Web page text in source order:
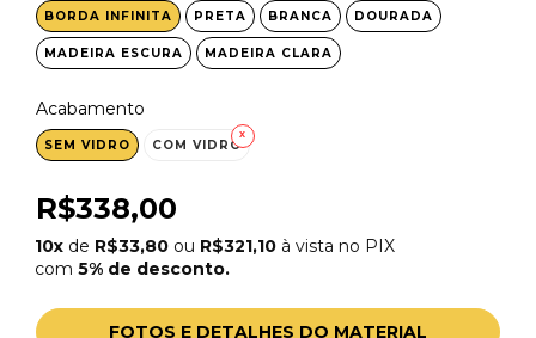
BORDA INFINITA PRETA BRANCA DOURADA
MADEIRA ESCURA MADEIRA CLARA
Acabamento
SEM VIDRO COM VIDRO
R$338,00
10x de R$33,80 ou R$321,10 à vista no PIX
com 5% de desconto.
FOTOS E DETALHES DO MATERIAL